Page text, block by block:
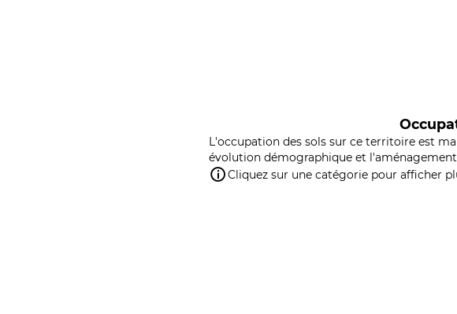
L'occupation des sols sur ce territoire est
évolution démographique et
Cliquez sur une catégorie pour afficher